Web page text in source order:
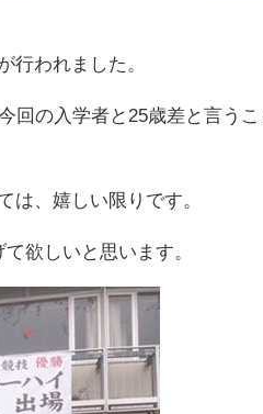
行われました。
回の入学者と25歳差と言うこ
は、嬉しい限りです。
欲しいと思います。